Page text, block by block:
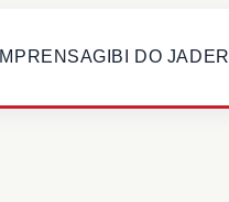
GIBI DO JADER